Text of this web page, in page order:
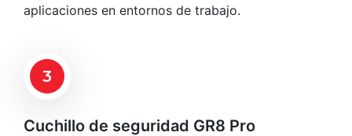
aplicaciones en entornos de trabajo.
3
Cuchillo de seguridad GR8 Pro